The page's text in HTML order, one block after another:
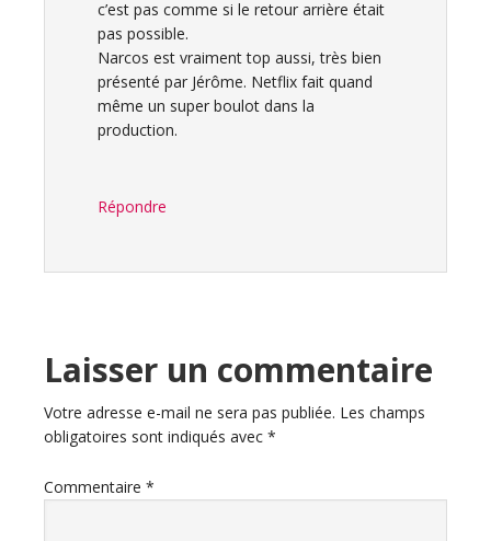
c’est pas comme si le retour arrière était
pas possible.
Narcos est vraiment top aussi, très bien
présenté par Jérôme. Netflix fait quand
même un super boulot dans la
production.
Répondre
Laisser un commentaire
Votre adresse e-mail ne sera pas publiée. Les champs
obligatoires sont indiqués avec *
Commentaire *